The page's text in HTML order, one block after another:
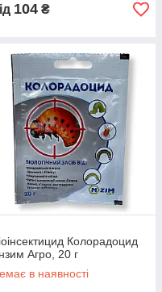
104 ₴
Колорадоцид
Агро, 20 г
в наявності